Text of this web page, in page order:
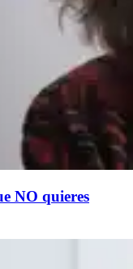
NO quieres